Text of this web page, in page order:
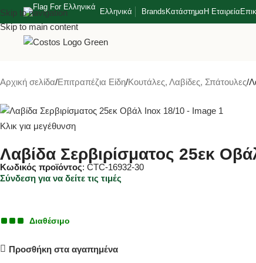
Skip to navigation
Skip to main content
Ελληνικά Brands Κατάστημα Η Εταιρεία
Αρχική σελίδα Επιτραπέζια Είδη Κουτάλες, Λαβίδες, Σπάτουλες
Κλικ για μεγέθυνση
Λαβίδα Σερβιρίσματος 25εκ
Κωδικός προϊόντος: CTC-16932-30
Σύνδεση για να δείτε τις τιμές
Διαθέσιμο
Προσθήκη στα αγαπημένα